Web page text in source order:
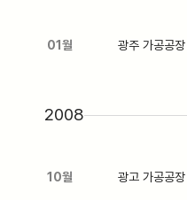
01월 광주 가공공
2008
10월 광고 가공공